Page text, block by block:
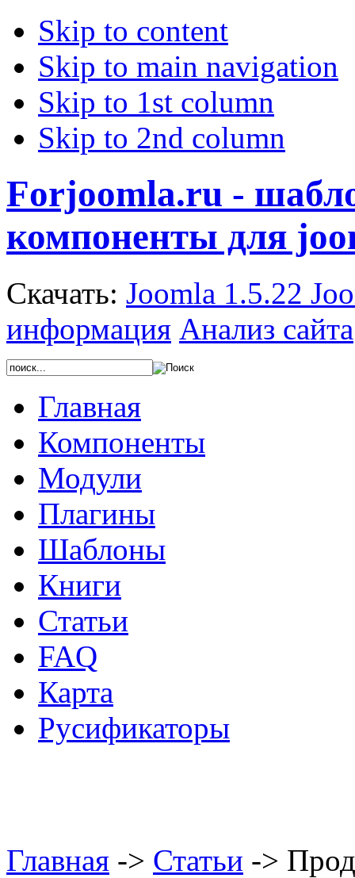
Skip to content
Skip to main navigation
Skip to 1st column
Skip to 2nd column
Forjoomla.ru -
компоненты для
Скачать: Joomla 1.5.22
информация Анализ сайта
Главная
Компоненты
Модули
Плагины
Шаблоны
Книги
Статьи
FAQ
Карта
Русификаторы
Главная -> Статьи ->